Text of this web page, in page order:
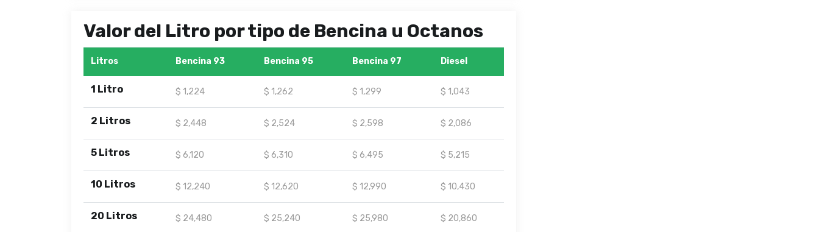
Valor del Litro por tipo de Bencina u Octanos
Litros Bencina 93 Bencina 95 Bencina 97 Diesel
1 Litro $ 1,224 $ 1,262 $ 1,299 $ 1,043
2 Litros $ 2,448 $ 2,524 $ 2,598 $ 2,086
5 Litros $ 6,120 $ 6,310 $ 6,495 $ 5,215
10 Litros $ 12,240 $ 12,620 $ 12,990 $ 10,430
20 Litros $ 24,480 $ 25,240 $ 25,980 $ 20,860